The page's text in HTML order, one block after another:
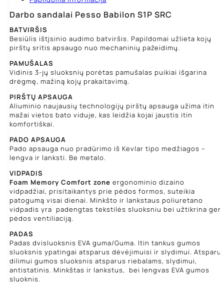
Darbo sandalai Pesso Babilon S1P SRC
BATVIRŠIS
Besiūlis ištįsinio audimo batviršis. Papildomai užlieta kojų
pirštų sritis apsaugo nuo mechaninių pažeidimų.
PAMUŠALAS
Vidinis 3-jų sluoksnių porėtas pamušalas puikiai išgarina
drėgmę, mažiną kojų prakaitavimą.
PIRŠTŲ APSAUGA
Aliuminio naujausių technologijų pirštų apsauga užima itin
mažai vietos bato viduje, kas leidžia kojai jaustis itin
komfortiškai.
PADO APSAUGA
Pado apsauga nuo pradūrimo iš Kevlar tipo medžiagos –
lengva ir lanksti. Be metalo.
VIDPADIS
Foam Memory Comfort zone ergonominio dizaino
vidpadžiai, prisitaikantys prie pėdos formos, suteikia
patogumą visai dienai. Minkšto ir lankstaus poliuretano
vidpadis yra padengtas tekstilės sluoksniu bei užtikrina
pėdos ventiliaciją.
PADAS
Padas dvisluoksnis EVA guma/Guma. Itin tankus gumos
sluoksnis ypatingai atsparus dėvėjimuisi ir slydimui.
dilimui gumos sluoksnis atsparus riebalams, slydimui,
antistatinis. Minkštas ir lankstus, bei lengvas EVA gumos
sluoknis.